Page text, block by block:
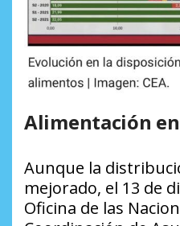
Alimentación
Aunque la
mejorado, el 13 de
Oficina de las